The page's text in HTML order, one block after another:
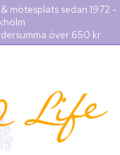
mötesplats sedan 1972 -
över 650 kr